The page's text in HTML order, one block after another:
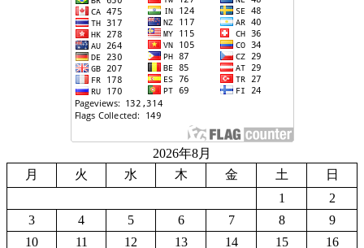
2026年8月
月
火 水 木 金 土
日
1
2
3
4 5 6 7 8
9
10
11 12 13 14 15 16